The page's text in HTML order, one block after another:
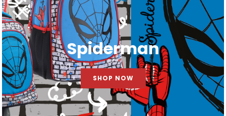
Spiderman
SHOP NOW